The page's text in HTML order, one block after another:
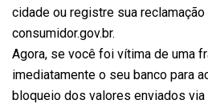
cidade ou registre sua
consumidor.gov.br.
Agora, se você foi vítima de uma
imediatamente o seu banco para
bloqueio dos valores enviados via